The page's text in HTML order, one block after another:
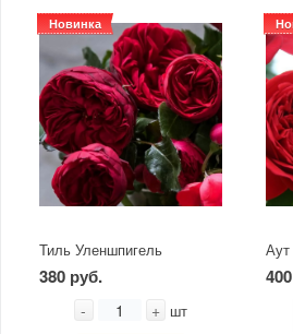
Новинка
Тиль Уленшпигель
380 руб.
- + шт